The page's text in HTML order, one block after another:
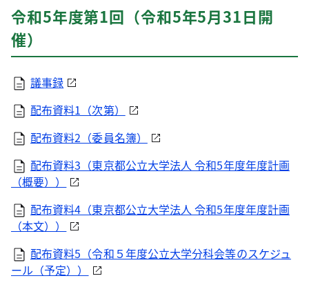
令和5年度第1回（令和5年5月31日開
催）
議事録
配布資料1（次第）
配布資料2（委員名簿）
配布資料3（東京都公立大学法人 令和5年度年度計画
（概要））
配布資料4（東京都公立大学法人 令和5年度年度計画
（本文））
配布資料5（令和５年度公立大学分科会等のスケジュ
ール（予定））